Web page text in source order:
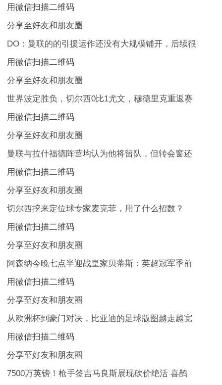
用微信扫描二维码
分享至好友和朋友圈
DO：曼联的的引援运作还没有大规模铺开，后续很
用微信扫描二维码
分享至好友和朋友圈
世界波定胜负，切尔西0比1尤文，穆德里克重返赛
用微信扫描二维码
分享至好友和朋友圈
曼联与拉什福德阵营均认为他将留队，但转会窗还
用微信扫描二维码
分享至好友和朋友圈
切尔西挖来定位球专家麦克菲，用了什么招数？
用微信扫描二维码
分享至好友和朋友圈
阿森纳今晚七点半迎战皇家贝蒂斯：英超冠军季前
用微信扫描二维码
分享至好友和朋友圈
从欧洲杯到豪门对决，比亚迪的足球版图越走越宽
用微信扫描二维码
分享至好友和朋友圈
7500万英镑！枪手签吉马良斯展现砍价绝活 喜鹊